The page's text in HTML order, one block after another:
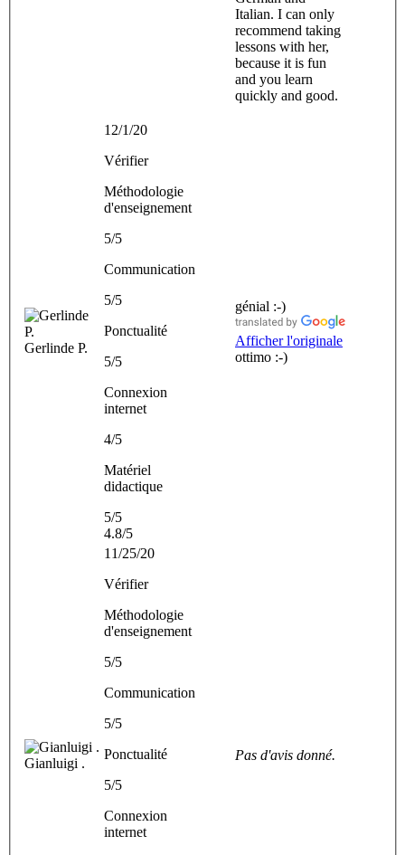
Italian. I can only
recommend taking
lessons with her,
because it is fun
and you learn
quickly and good.
Gerlinde P.
12/1/20
Vérifier
Méthodologie
d'enseignement
5/5
Communication
5/5
Ponctualité
5/5
Connexion
internet
4/5
Matériel
didactique
5/5
4.8/5
génial :-)
Afficher l'originale
ottimo :-)
Gianluigi .
11/25/20
Vérifier
Méthodologie
d'enseignement
5/5
Communication
5/5
Ponctualité
5/5
Connexion
internet
Pas d'avis donné.